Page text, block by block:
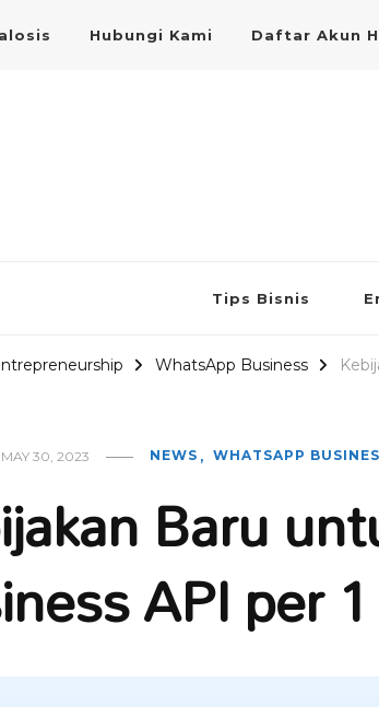
Hubungi Kami Daftar Akun
Tips Bisnis
WhatsApp Business
MAY 30, 2023 NEWS WHATSAPP
Baru
API per